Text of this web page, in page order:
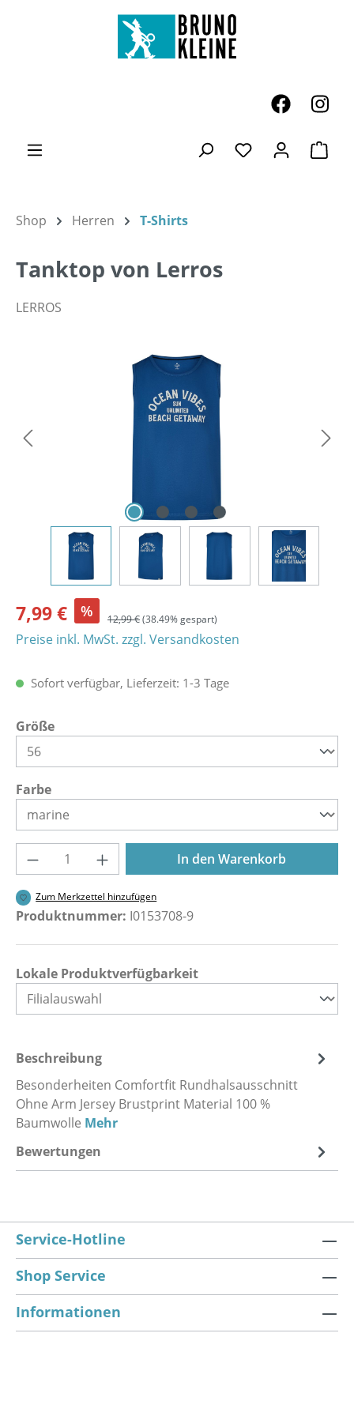
Zum Hauptinhalt springen
Du hast 0
Shop Herren T-Shirts
Tanktop von Lerros
LERROS
Bildergalerie überspringen
7,99 € % 12,99 €(38.49% gespart)
Preise inkl. MwSt. zzgl. Versandkosten
Sofort verfügbar, Lieferzeit: 1-3 Tage
Größeauswählen
Farbeauswählen
Produkt Anzahl: Gib den gewünschten
In den Warenkorb
Zum Merkzettel hinzufügen
Produktnummer: I0153708-9
Lokale Produktverfügbarkeit
Beschreibung
Besonderheiten Comfortfit Rundhalsausschnitt
Ohne Arm Jersey Brustprint Material 100 %
Baumwolle Mehr
Bewertungen
Service-Hotline
Shop Service
Informationen